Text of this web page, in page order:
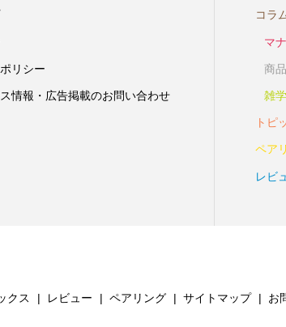
リシー
情報・広告掲載のお問い合わせ
コラ
マ
商
雑
トピ
ペア
レビ
クス レビュー ペアリング サイトマップ お